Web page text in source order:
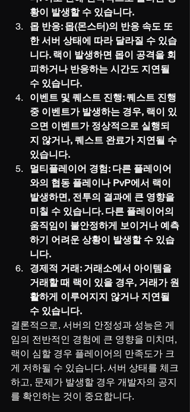
황이 발생할 수 있습니다.
몹 반응: 몹(몬스터)의 반응 속도 또
한 서버 상태에 따라 달라질 수 있습
니다. 랙이 발생하면 몹이 공격을 회
피하거나 반응하는 시간도 지연될
수 있습니다.
이벤트 및 퀘스트 진행: 퀘스트 진행
중 이벤트가 발생하는 경우, 랙이 있
으면 이벤트가 정상적으로 실행되
지 않거나, 퀘스트 완료가 지연될 수
있습니다.
멀티플레이어 경험: 다른 플레이어
와의 협동 플레이나 PvP에서 랙이
발생하면, 전투의 결과에 큰 영향을
미칠 수 있습니다. 다른 플레이어의
움직임이 불안정하게 보이거나 예측
하기 어려운 상황이 발생할 수 있습
니다.
경제적 거래: 거래소에서 아이템을
거래할 때 랙이 있을 경우, 거래가 원
활하게 이루어지지 않거나 지연될
수 있습니다.
결론적으로, 서버의 안정성과 성능은 게
임의 전반적인 경험에 큰 영향을 미치며,
랙이 심할 경우 플레이어의 만족도가 크
게 저하될 수 있습니다. 서버 상태를 체크
하고, 문제가 발생할 경우 개발자의 공지
를 확인하는 것이 중요합니다.